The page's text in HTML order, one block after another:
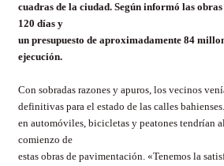
cuadras de la ciudad. Según informó las
120 días y
un presupuesto de aproximadamente 84
ejecución.
Con sobradas razones y apuros, los vecinos
definitivas para el estado de las calles
en automóviles, bicicletas y peatones tendrían
comienzo de
estas obras de pavimentación. «Tenemos la